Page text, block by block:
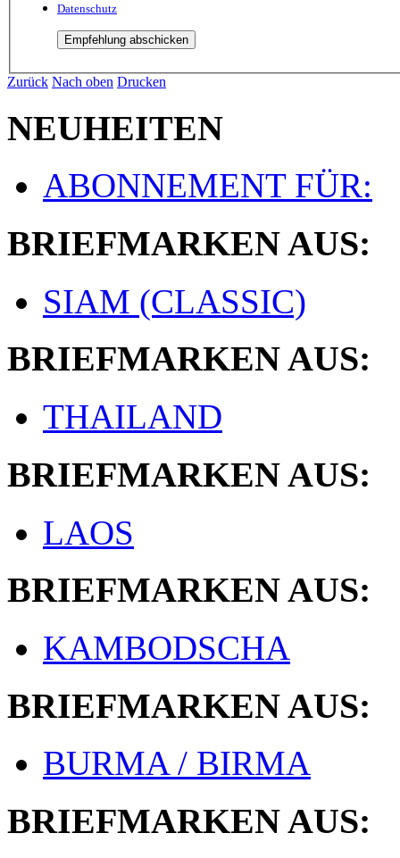
Datenschutz
Zurück Nach oben Drucken
NEUHEITEN
ABONNEMENT FÜR:
BRIEFMARKEN AUS:
SIAM (CLASSIC)
BRIEFMARKEN AUS:
THAILAND
BRIEFMARKEN AUS:
LAOS
BRIEFMARKEN AUS:
KAMBODSCHA
BRIEFMARKEN AUS:
BURMA / BIRMA
BRIEFMARKEN AUS: